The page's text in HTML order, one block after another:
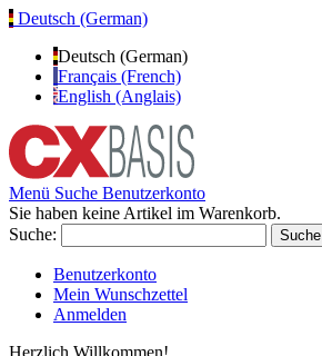
Deutsch (German)
Deutsch (German)
Français (French)
English (Anglais)
Menü Suche Benutzerkonto
Sie haben keine Artikel im Warenkorb.
Suche:
Suche
Benutzerkonto
Mein Wunschzettel
Anmelden